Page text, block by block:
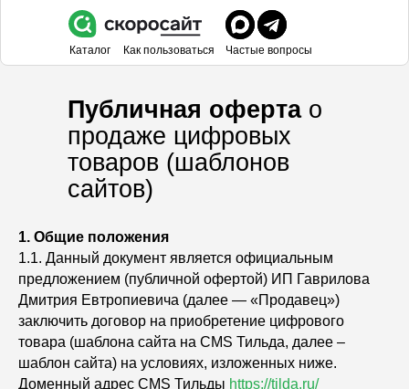
Каталог Как пользоваться Частые вопросы
Публичная офертао
продаже цифровых
товаров (шаблонов
сайтов)
1. Общие положения
1.1. Данный документ является официальным
предложением (публичной офертой) ИП Гаврилова
Дмитрия Евтропиевича (далее — «Продавец»)
заключить договор на приобретение цифрового
товара (шаблона сайта на CMS Тильда, далее –
шаблон сайта) на условиях, изложенных ниже.
Доменный адрес CMS Тильды https://tilda.ru/